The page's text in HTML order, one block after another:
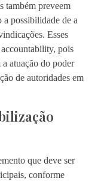
também preveem
possibilidade de a
Esses
pois
atuação do poder
de autoridades em
que deve ser
conforme